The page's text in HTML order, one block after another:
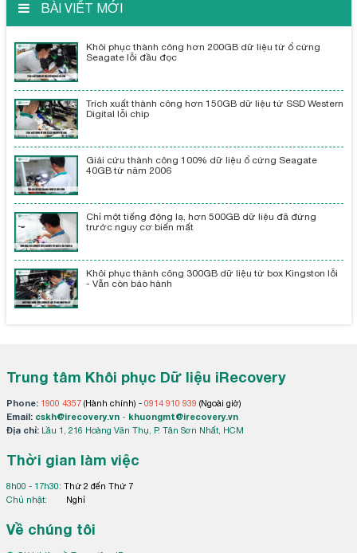
BÀI VIẾT MỚI
Khôi phục thành công hơn 200GB dữ liệu từ ổ cứng
Seagate lỗi đầu đọc
Trích xuất thành công hơn 150GB dữ liệu từ SSD Western
Digital lỗi chip
Giải cứu thành công 100% dữ liệu ổ cứng Seagate
40GB từ năm 2006
Chỉ một tiếng động lạ, hơn 500GB dữ liệu đã đứng
trước nguy cơ biến mất
Khôi phục thành công 300GB dữ liệu từ box Kingston lỗi
- Vẫn còn bảo hành
Trung tâm Khôi phục Dữ liệu iRecovery
Phone: 1900 4357(Hành chính) - 0914 910 939 (Ngoài giờ)
Email: cskh@irecovery.vn- khuongmt@irecovery.vn
Địa chỉ:
Lầu 1, 216 Hoàng Văn Thụ, P. Tân Sơn Nhất, HCM
Thời gian làm việc
8h00 - 17h30: Thứ 2 đến Thứ 7
Chủ nhật:
Nghỉ
Về chúng tôi